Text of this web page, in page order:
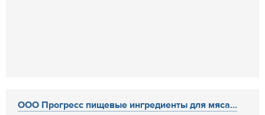
ООО Прогресс пищевые ингредиенты для мяса...